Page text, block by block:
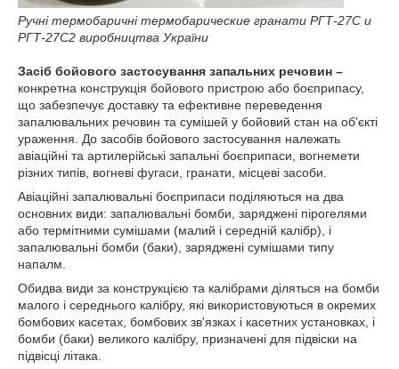
Ручні термобаричні термобарические гранати РГТ-27С и
РГТ-27С2 виробництва України
Засіб бойового застосування запальних речовин –
конкретна конструкція бойового пристрою або боєприпасу,
що забезпечує доставку та ефективне переведення
запалювальних речовин та сумішей у бойовий стан на об'єкті
ураження. До засобів бойового застосування належать
авіаційні та артилерійські запальні боєприпаси, вогнемети
різних типів, вогневі фугаси, гранати, місцеві засоби.
Авіаційні запалювальні боєприпаси поділяються на два
основних види: запалювальні бомби, заряджені пірогелями
або термітними сумішами (малий і середній калібр), і
запалювальні бомби (баки), заряджені сумішами типу
напалм.
Обидва види за конструкцією та калібрами діляться на бомби
малого і середнього калібру, які використовуються в окремих
бомбових касетах, бомбових зв'язках і касетних установках, і
бомби (баки) великого калібру, призначені для підвіски на
підвісці літака.